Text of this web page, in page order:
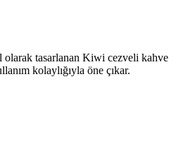
tasarlanan Kiwi cezveli kahve
kolaylığıyla öne çıkar.